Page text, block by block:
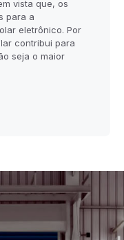
vista que, os
para a
eletrônico. Por
contribui para
seja o maior